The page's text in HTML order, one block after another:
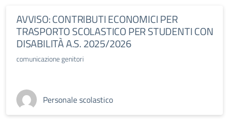
AVVISO: CONTRIBUTI ECONOMICI PER
TRASPORTO SCOLASTICO PER STUDENTI CON
DISABILITÀ A.S. 2025/2026
comunicazione genitori
Personale scolastico